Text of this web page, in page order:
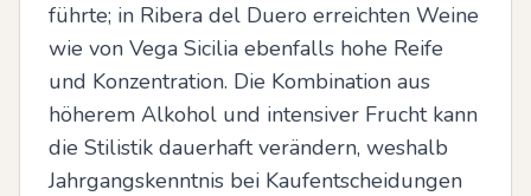
führte; in Ribera del Duero erreichten Weine
wie von Vega Sicilia ebenfalls hohe Reife
und Konzentration. Die Kombination aus
höherem Alkohol und intensiver Frucht kann
die Stilistik dauerhaft verändern, weshalb
Jahrgangskenntnis bei Kaufentscheidungen